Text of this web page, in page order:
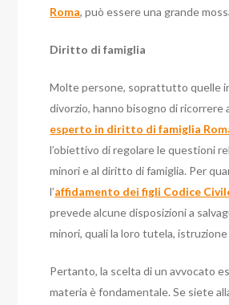
Roma, può essere una grande
Diritto di famiglia
Molte persone, soprattutto quelle
divorzio, hanno bisogno di ricorrere
esperto in diritto di famiglia
l’obiettivo di regolare le questioni
minori e al diritto di famiglia. Per
l’affidamento dei figli Codice
prevede alcune disposizioni a
minori, quali la loro tutela,
Pertanto, la scelta di un avvocato
materia è fondamentale. Se siete